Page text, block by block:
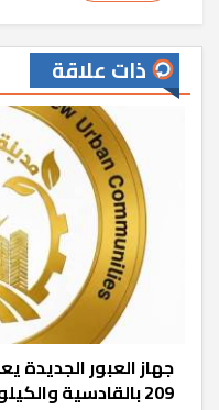
ذات علاقة
209 بالقادسية والكيلو 48